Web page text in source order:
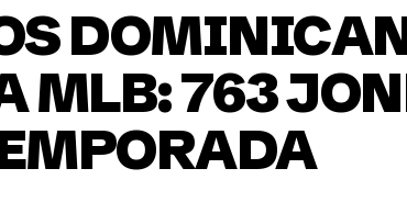
MLB: 763